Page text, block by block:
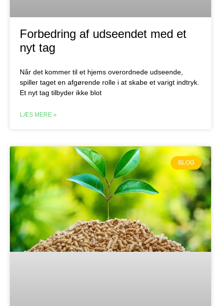
Forbedring af udseendet med et
nyt tag
Når det kommer til et hjems overordnede udseende,
spiller taget en afgørende rolle i at skabe et varigt indtryk.
Et nyt tag tilbyder ikke blot
LÆS MERE »
BLOG